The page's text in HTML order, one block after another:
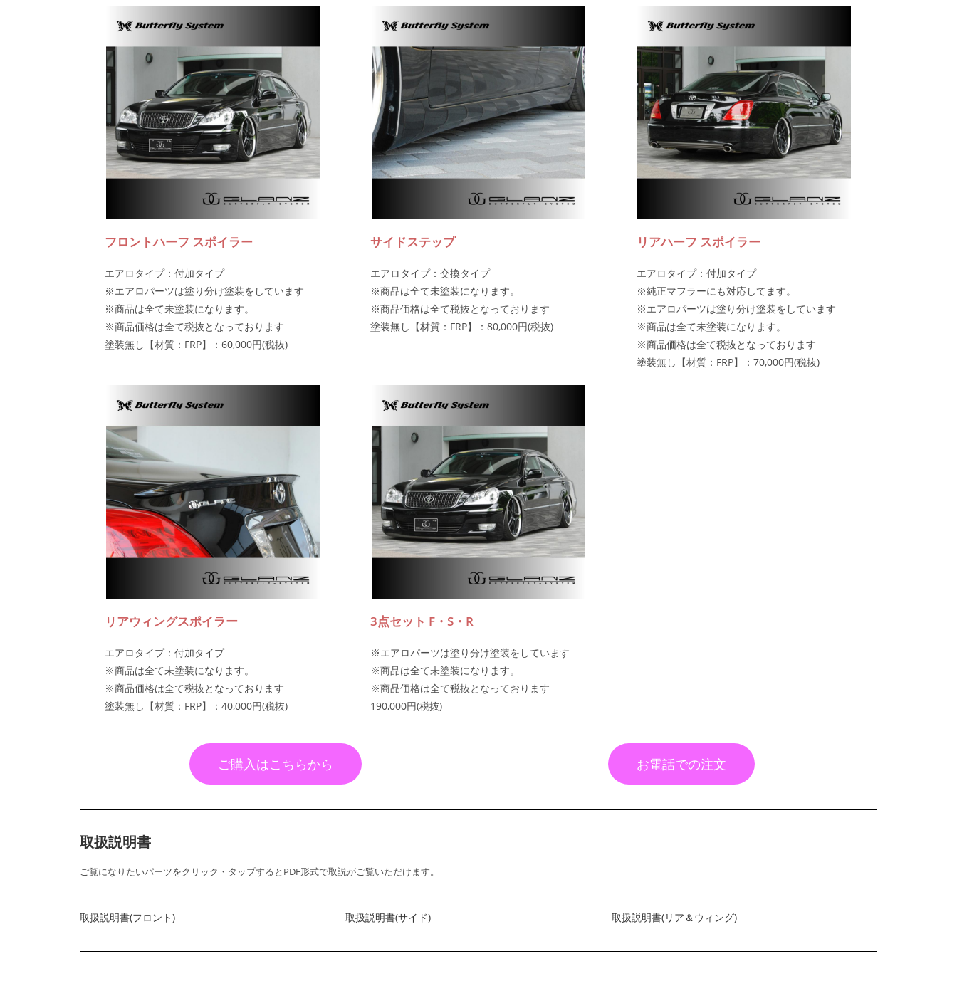
フロントハーフ スポイラー
エアロタイプ：付加タイプ
※エアロパーツは塗り分け塗装をしています
※商品は全て未塗装になります。
※商品価格は全て税抜となっております
塗装無し【材質：FRP】：60,000円(税抜)
サイドステップ
エアロタイプ：交換タイプ
※商品は全て未塗装になります。
※商品価格は全て税抜となっております
塗装無し【材質：FRP】：80,000円(税抜)
リアハーフ スポイラー
エアロタイプ：付加タイプ
※純正マフラーにも対応してます。
※エアロパーツは塗り分け塗装をしています
※商品は全て未塗装になります。
※商品価格は全て税抜となっております
塗装無し【材質：FRP】：70,000円(税抜)
リアウィングスポイラー
エアロタイプ：付加タイプ
※商品は全て未塗装になります。
※商品価格は全て税抜となっております
塗装無し【材質：FRP】：40,000円(税抜)
3点セット F・S・R
※エアロパーツは塗り分け塗装をしています
※商品は全て未塗装になります。
※商品価格は全て税抜となっております
190,000円(税抜)
ご購入はこちらから お電話での注文
取扱説明書
ご覧になりたいパーツをクリック・タップするとPDF形式で取説がご覧いただけます。
取扱説明書(フロント) 取扱説明書(サイド) 取扱説明書(リア＆ウィング)